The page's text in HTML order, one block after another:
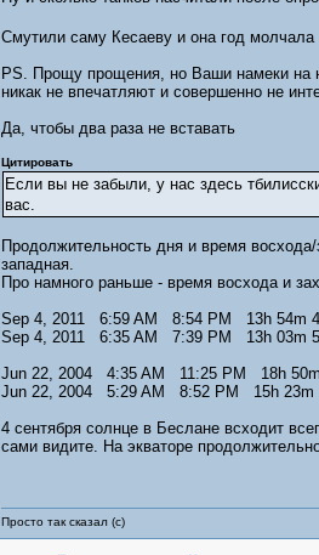
Смутили саму Кесаеву и она год
PS. Прощу прощения, но Ваши намеки на
никак не впечатляют и совершенно не
Да, чтобы два раза не вставать
Цитировать
Если вы не забыли, у нас здесь
вас.
Продолжительность дня и время
западная.
Про намного раньше - время восхода и
Sep 4, 2011 6:59 AM 8:54 PM 13h 54m
Sep 4, 2011 6:35 AM 7:39 PM 13h 03m
Jun 22, 2004 4:35 AM 11:25 PM 18h
Jun 22, 2004 5:29 AM 8:52 PM 15h 23m
4 сентября солнце в Беслане всходит
сами видите. На экваторе
Просто так сказал (с)